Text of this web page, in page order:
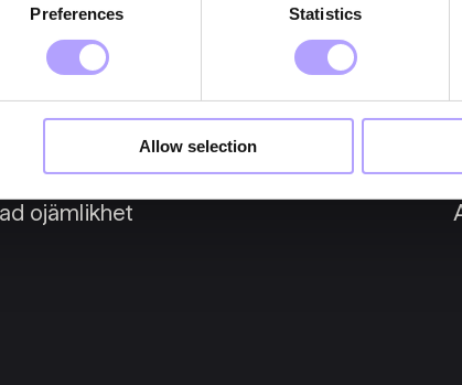
Preferences Statistics
Allow selection
ojämlikhet